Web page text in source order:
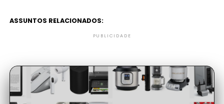
ASSUNTOS RELACIONADOS:
PUBLICIDADE